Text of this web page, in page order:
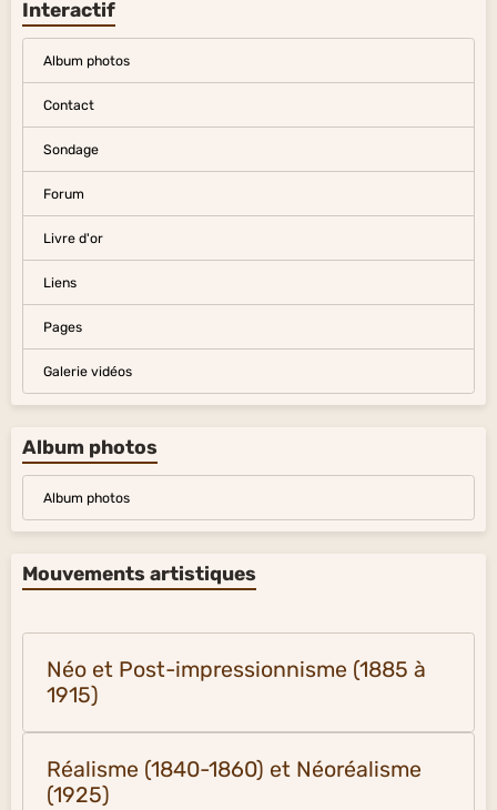
Interactif
Album photos
Contact
Sondage
Forum
Livre d'or
Liens
Pages
Galerie vidéos
Album photos
Album photos
Mouvements artistiques
Néo et Post-impressionnisme (1885 à
1915)
Réalisme (1840-1860) et Néoréalisme
(1925)